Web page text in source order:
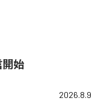
開始
2026.8.9